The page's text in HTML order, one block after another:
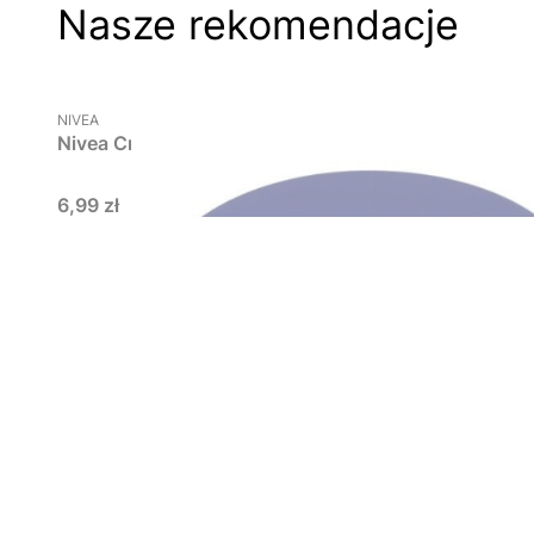
Nasze rekomendacje
PRODUCENT
NIVEA
Nivea Creme, nawilżający krem do ciała i twarzy, w
Cena
6,99 zł